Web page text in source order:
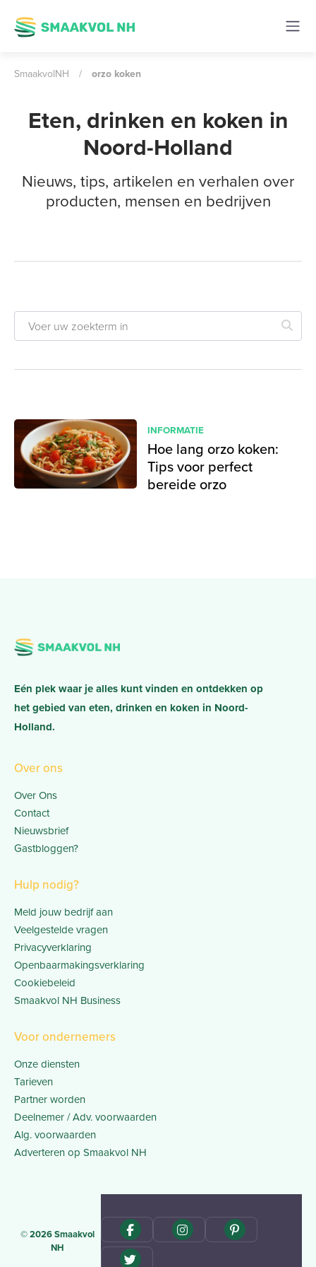
SmaakvolNH / orzo koken
Eten, drinken en koken in
Noord-Holland
Nieuws, tips, artikelen en verhalen over
producten, mensen en bedrijven
INFORMATIE
Hoe lang orzo koken:
Tips voor perfect
bereide orzo
Eén plek waar je alles kunt vinden en ontdekken op
het gebied van eten, drinken en koken in Noord-
Holland.
Over ons
Over Ons
Contact
Nieuwsbrief
Gastbloggen?
Hulp nodig?
Meld jouw bedrijf aan
Veelgestelde vragen
Privacyverklaring
Openbaarmakingsverklaring
Cookiebeleid
Smaakvol NH Business
Voor ondernemers
Onze diensten
Tarieven
Partner worden
Deelnemer / Adv. voorwaarden
Alg. voorwaarden
Adverteren op Smaakvol NH
© 2026 Smaakvol
NH